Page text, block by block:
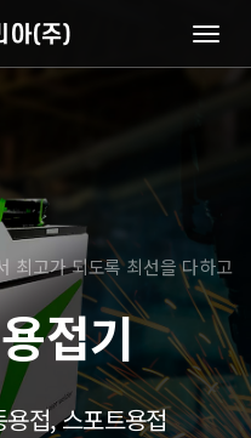
T
o
a
i
g
a
t
i
o
n
최고가 되도록 최선을 다하고
용접기
접, 스포트용접